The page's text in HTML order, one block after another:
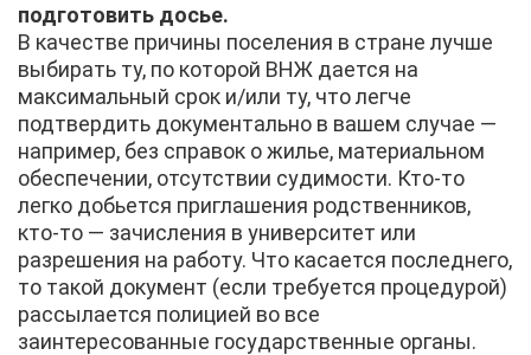
подготовить досье.
В качестве причины поселения в стране лучше
выбирать ту, по которой ВНЖ дается на
максимальный срок и/или ту, что легче
подтвердить документально в вашем случае —
например, без справок о жилье, материальном
обеспечении, отсутствии судимости. Кто-то
легко добьется приглашения родственников,
кто-то — зачисления в университет или
разрешения на работу. Что касается последнего,
то такой документ (если требуется процедурой)
рассылается полицией во все
заинтересованные государственные органы.